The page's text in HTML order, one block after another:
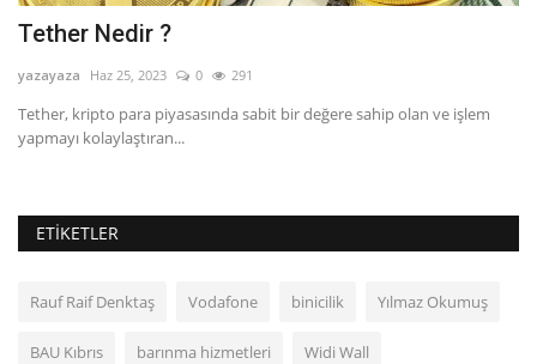
Tether Nedir ?
yazayaza Haz 25, 2023 0 291
Tether, kripto para piyasasında sabit bir değere sahip olan ve işlem
yapmayı kolaylaştıran...
ETIKETLER
Rauf Raif Denktaş Vodafone binicilik Yılmaz Okumuş
BAU Kıbrıs barınma hizmetleri Widi Wall